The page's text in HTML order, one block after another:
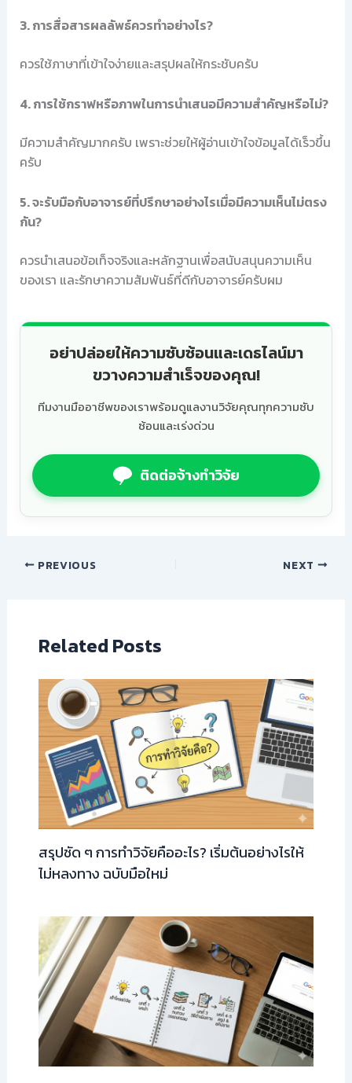
3. การสื่อสารผลลัพธ์ควรทำอย่างไร?
ควรใช้ภาษาที่เข้าใจง่ายและสรุปผลให้กระชับครับ
4. การใช้กราฟหรือภาพในการนำเสนอมีความสำคัญหรือไม่?
มีความสำคัญมากครับ เพราะช่วยให้ผู้อ่านเข้าใจข้อมูลได้เร็วขึ้น
ครับ
5. จะรับมือกับอาจารย์ที่ปรึกษาอย่างไรเมื่อมีความเห็นไม่ตรง
กัน?
ควรนำเสนอข้อเท็จจริงและหลักฐานเพื่อสนับสนุนความเห็น
ของเรา และรักษาความสัมพันธ์ที่ดีกับอาจารย์ครับผม
อย่าปล่อยให้ความซับซ้อนและเดธไลน์มา
ขวางความสำเร็จของคุณ!
ทีมงานมืออาชีพของเราพร้อมดูแลงานวิจัยคุณทุกความซับ
ซ้อนและเร่งด่วน
ติดต่อจ้างทำวิจัย
PREVIOUS NEXT
Related Posts
สรุปชัด ๆ การทำวิจัยคืออะไร? เริ่มต้นอย่างไรให้
ไม่หลงทาง ฉบับมือใหม่